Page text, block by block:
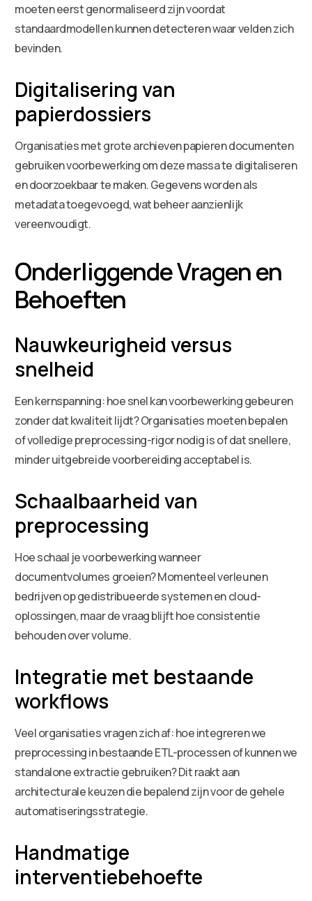
moeten eerst genormaliseerd zijn voordat
standaardmodellen kunnen detecteren waar velden zich
bevinden.
Digitalisering van
papierdossiers
Organisaties met grote archieven papieren documenten
gebruiken voorbewerking om deze massa te digitaliseren
en doorzoekbaar te maken. Gegevens worden als
metadata toegevoegd, wat beheer aanzienlijk
vereenvoudigt.
Onderliggende Vragen en
Behoeften
Nauwkeurigheid versus
snelheid
Een kernspanning: hoe snel kan voorbewerking gebeuren
zonder dat kwaliteit lijdt? Organisaties moeten bepalen
of volledige preprocessing-rigor nodig is of dat snellere,
minder uitgebreide voorbereiding acceptabel is.
Schaalbaarheid van
preprocessing
Hoe schaal je voorbewerking wanneer
documentvolumes groeien? Momenteel verleunen
bedrijven op gedistribueerde systemen en cloud-
oplossingen, maar de vraag blijft hoe consistentie
behouden over volume.
Integratie met bestaande
workflows
Veel organisaties vragen zich af: hoe integreren we
preprocessing in bestaande ETL-processen of kunnen we
standalone extractie gebruiken? Dit raakt aan
architecturale keuzen die bepalend zijn voor de gehele
automatiseringsstrategie.
Handmatige
interventiebehoefte